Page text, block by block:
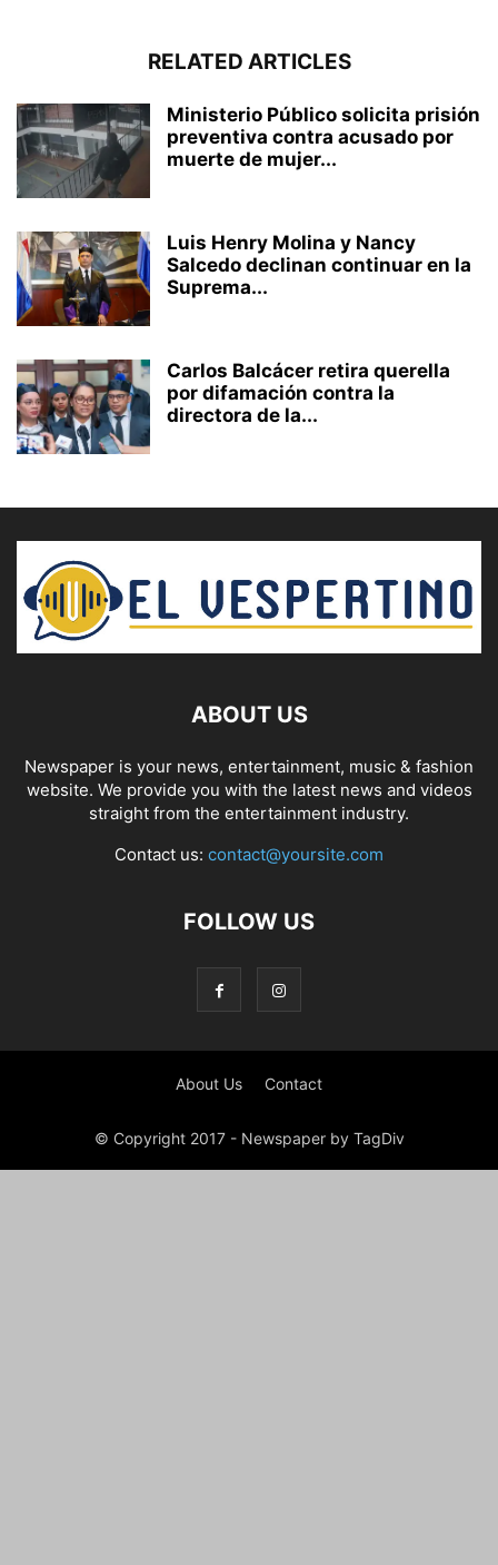
RELATED ARTICLES
Ministerio Público solicita prisión
preventiva contra acusado por
muerte de mujer...
Luis Henry Molina y Nancy
Salcedo declinan continuar en la
Suprema...
Carlos Balcácer retira querella
por difamación contra la
directora de la...
ABOUT US
Newspaper is your news, entertainment, music & fashion
website. We provide you with the latest news and videos
straight from the entertainment industry.
Contact us: contact@yoursite.com
FOLLOW US
About Us Contact
© Copyright 2017 - Newspaper by TagDiv